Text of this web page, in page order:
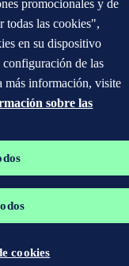
promocionales y de
todas las cookies",
en su dispositivo
configuración de las
más información, visite
sobre las
cookies